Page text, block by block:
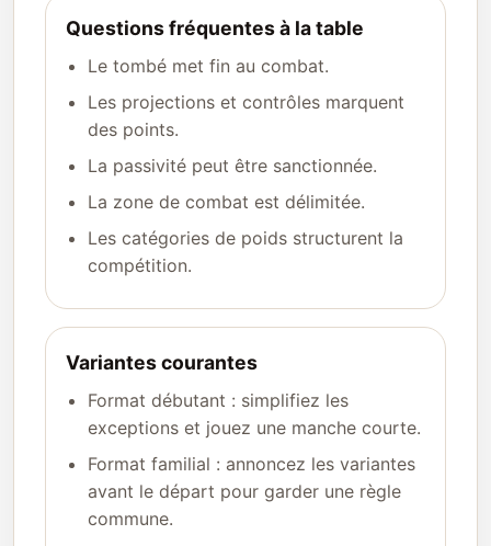
Questions fréquentes à la table
Le tombé met fin au combat.
Les projections et contrôles marquent
des points.
La passivité peut être sanctionnée.
La zone de combat est délimitée.
Les catégories de poids structurent la
compétition.
Variantes courantes
Format débutant : simplifiez les
exceptions et jouez une manche courte.
Format familial : annoncez les variantes
avant le départ pour garder une règle
commune.